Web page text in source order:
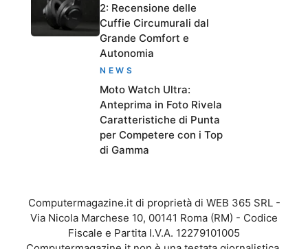
2: Recensione delle
Cuffie Circumurali dal
Grande Comfort e
Autonomia
NEWS
Moto Watch Ultra:
Anteprima in Foto Rivela
Caratteristiche di Punta
per Competere con i Top
di Gamma
Computermagazine.it di proprietà di WEB 365 SRL -
Via Nicola Marchese 10, 00141 Roma (RM) - Codice
Fiscale e Partita I.V.A. 12279101005